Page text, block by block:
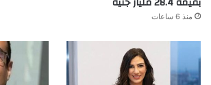
منذ 6 ساعات